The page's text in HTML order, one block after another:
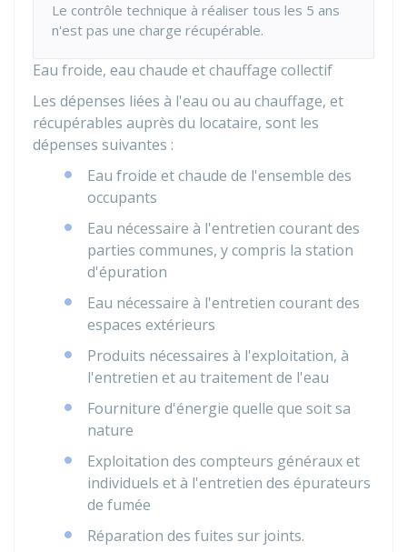
Le contrôle technique à réaliser tous les 5 ans
n'est pas une charge récupérable.
Eau froide, eau chaude et chauffage collectif
Les dépenses liées à l'eau ou au chauffage, et
récupérables auprès du locataire, sont les
dépenses suivantes :
Eau froide et chaude de l'ensemble des
occupants
Eau nécessaire à l'entretien courant des
parties communes, y compris la station
d'épuration
Eau nécessaire à l'entretien courant des
espaces extérieurs
Produits nécessaires à l'exploitation, à
l'entretien et au traitement de l'eau
Fourniture d'énergie quelle que soit sa
nature
Exploitation des compteurs généraux et
individuels et à l'entretien des épurateurs
de fumée
Réparation des fuites sur joints.